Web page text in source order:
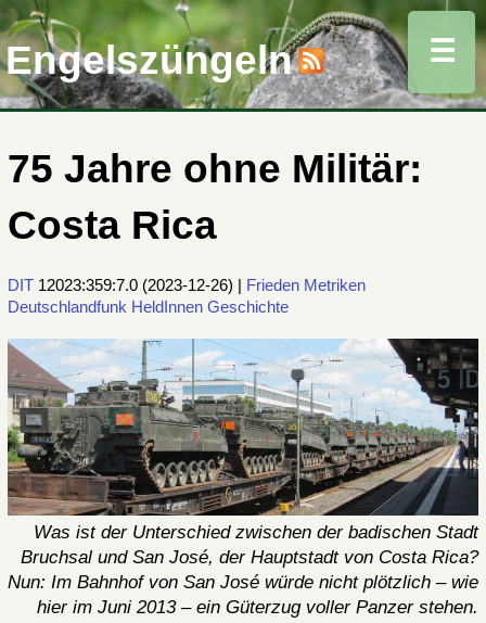
Engelszüngeln
75 Jahre ohne Militär:
Costa Rica
DIT 12023:359:7.0 (2023-12-26) | Frieden Metriken
Deutschlandfunk HeldInnen Geschichte
Was ist der Unterschied zwischen der badischen Stadt
Bruchsal und San José, der Hauptstadt von Costa Rica?
Nun: Im Bahnhof von San José würde nicht plötzlich – wie
hier im Juni 2013 – ein Güterzug voller Panzer stehen.
☰